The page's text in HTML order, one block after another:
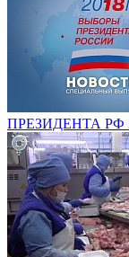
ПРЕЗИДЕНТА РФ